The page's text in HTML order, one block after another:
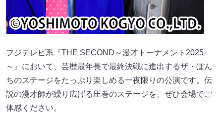
フジテレビ系『THE SECOND～漫才トーナメント2025
～』において、芸歴最年長で最終決戦に進出するザ・ぼん
ちのステージをたっぷり楽しめる一夜限りの公演です。伝
説の漫才師が繰り広げる圧巻のステージを、ぜひ会場でご
体感ください。